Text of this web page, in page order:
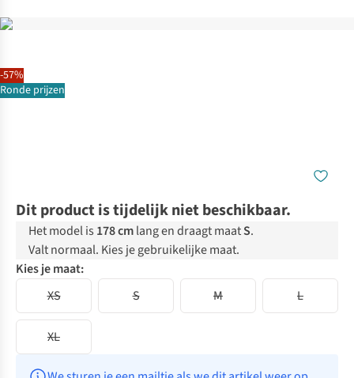
-57%
Ronde prijzen
Dit product is tijdelijk niet beschikbaar.
Het model is 178 cmlang en draagt maatS.
Valt normaal. Kies je gebruikelijke maat.
Kies je maat:
XS
S M L
XL